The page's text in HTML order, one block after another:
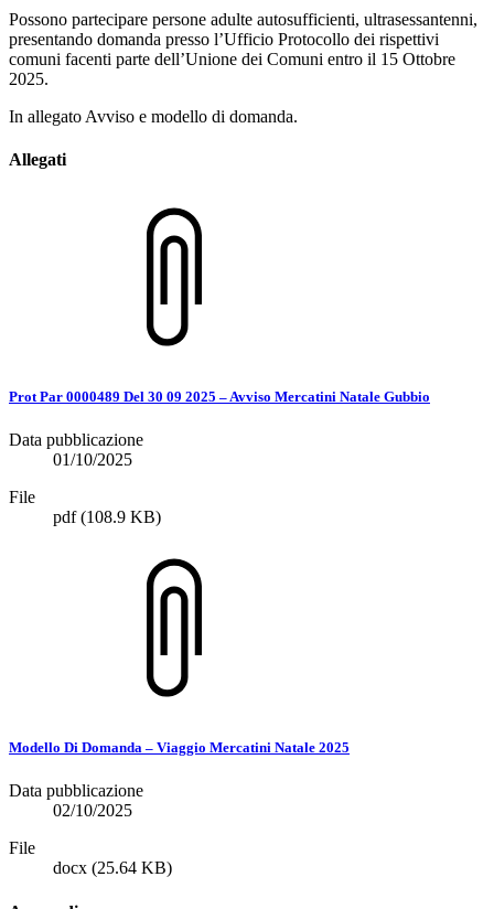
Possono partecipare persone adulte autosufficienti, ultrasessantenni,
presentando domanda presso l’Ufficio Protocollo dei rispettivi
comuni facenti parte dell’Unione dei Comuni entro il 15 Ottobre
2025.
In allegato Avviso e modello di domanda.
Allegati
Prot Par 0000489 Del 30 09 2025 – Avviso Mercatini Natale Gubbio
Data pubblicazione
01/10/2025
File
pdf(108.9 KB)
Modello Di Domanda – Viaggio Mercatini Natale 2025
Data pubblicazione
02/10/2025
File
docx (25.64 KB)